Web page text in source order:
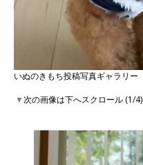
いぬのきもち投稿写真ギャラリー
▼次の画像は下へスクロール (1/4)